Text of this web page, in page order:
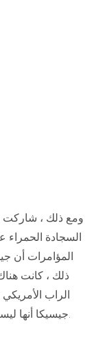
ومع ذلك ، شاركت
المؤامرات أن
ذلك ، كانت